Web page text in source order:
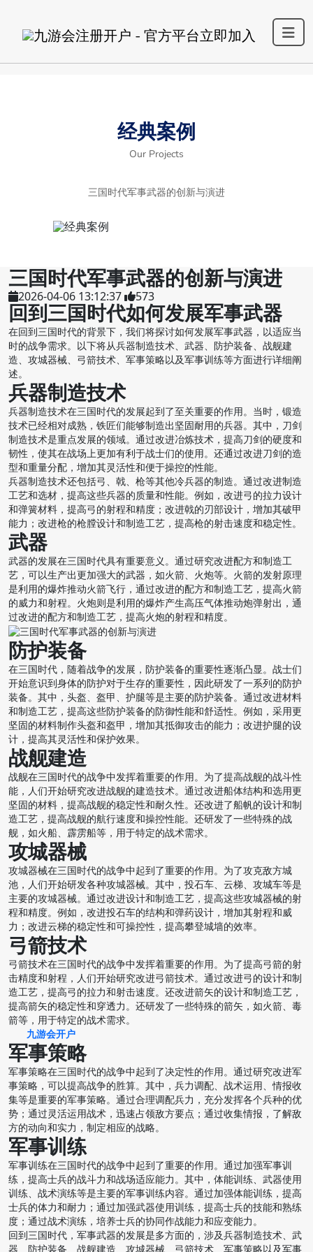
经典案例
Our Projects
三国时代军事武器的创新与演进
三国时代军事武器的创新与演进
2026-04-06 13:12:37 573
回到三国时代如何发展军事武器
在回到三国时代的背景下，我们将探讨如何发展军事武器，以适应当
时的战争需求。以下将从兵器制造技术、武器、防护装备、战舰建
造、攻城器械、弓箭技术、军事策略以及军事训练等方面进行详细阐
述。
兵器制造技术
兵器制造技术在三国时代的发展起到了至关重要的作用。当时，锻造
技术已经相对成熟，铁匠们能够制造出坚固耐用的兵器。其中，刀剑
制造技术是重点发展的领域。通过改进冶炼技术，提高刀剑的硬度和
韧性，使其在战场上更加有利于战士们的使用。还通过改进刀剑的造
型和重量分配，增加其灵活性和便于操控的性能。
兵器制造技术还包括弓、戟、枪等其他冷兵器的制造。通过改进制造
工艺和选材，提高这些兵器的质量和性能。例如，改进弓的拉力设计
和弹簧材料，提高弓的射程和精度；改进戟的刃部设计，增加其破甲
能力；改进枪的枪膛设计和制造工艺，提高枪的射击速度和稳定性。
武器
武器的发展在三国时代具有重要意义。通过研究改进配方和制造工
艺，可以生产出更加强大的武器，如火箭、火炮等。火箭的发射原理
是利用的爆炸推动火箭飞行，通过改进的配方和制造工艺，提高火箭
的威力和射程。火炮则是利用的爆炸产生高压气体推动炮弹射出，通
过改进的配方和制造工艺，提高火炮的射程和精度。
防护装备
在三国时代，随着战争的发展，防护装备的重要性逐渐凸显。战士们
开始意识到身体的防护对于生存的重要性，因此研发了一系列的防护
装备。其中，头盔、盔甲、护腿等是主要的防护装备。通过改进材料
和制造工艺，提高这些防护装备的防御性能和舒适性。例如，采用更
坚固的材料制作头盔和盔甲，增加其抵御攻击的能力；改进护腿的设
计，提高其灵活性和保护效果。
战舰建造
战舰在三国时代的战争中发挥着重要的作用。为了提高战舰的战斗性
能，人们开始研究改进战舰的建造技术。通过改进船体结构和选用更
坚固的材料，提高战舰的稳定性和耐久性。还改进了船帆的设计和制
造工艺，提高战舰的航行速度和操控性能。还研发了一些特殊的战
舰，如火船、霹雳船等，用于特定的战术需求。
攻城器械
攻城器械在三国时代的战争中起到了重要的作用。为了攻克敌方城
池，人们开始研发各种攻城器械。其中，投石车、云梯、攻城车等是
主要的攻城器械。通过改进设计和制造工艺，提高这些攻城器械的射
程和精度。例如，改进投石车的结构和弹药设计，增加其射程和威
力；改进云梯的稳定性和可操控性，提高攀登城墙的效率。
弓箭技术
弓箭技术在三国时代的战争中发挥着重要的作用。为了提高弓箭的射
击精度和射程，人们开始研究改进弓箭技术。通过改进弓的设计和制
造工艺，提高弓的拉力和射击速度。还改进箭矢的设计和制造工艺，
提高箭矢的稳定性和穿透力。还研发了一些特殊的箭矢，如火箭、毒
箭等，用于特定的战术需求。
九游会开户
军事策略
军事策略在三国时代的战争中起到了决定性的作用。通过研究改进军
事策略，可以提高战争的胜算。其中，兵力调配、战术运用、情报收
集等是重要的军事策略。通过合理调配兵力，充分发挥各个兵种的优
势；通过灵活运用战术，迅速占领敌方要点；通过收集情报，了解敌
方的动向和实力，制定相应的战略。
军事训练
军事训练在三国时代的战争中起到了重要的作用。通过加强军事训
练，提高士兵的战斗力和战场适应能力。其中，体能训练、武器使用
训练、战术演练等是主要的军事训练内容。通过加强体能训练，提高
士兵的体力和耐力；通过加强武器使用训练，提高士兵的技能和熟练
度；通过战术演练，培养士兵的协同作战能力和应变能力。
回到三国时代，军事武器的发展是多方面的，涉及兵器制造技术、武
器、防护装备、战舰建造、攻城器械、弓箭技术、军事策略以及军事